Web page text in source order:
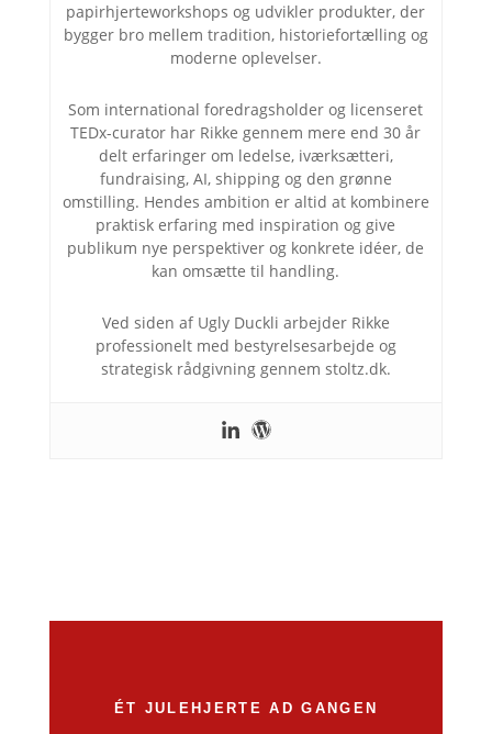
papirhjerteworkshops og udvikler produkter, der
bygger bro mellem tradition, historiefortælling og
moderne oplevelser.
Som international foredragsholder og licenseret
TEDx-curator har Rikke gennem mere end 30 år
delt erfaringer om ledelse, iværksætteri,
fundraising, AI, shipping og den grønne
omstilling. Hendes ambition er altid at kombinere
praktisk erfaring med inspiration og give
publikum nye perspektiver og konkrete idéer, de
kan omsætte til handling.
Ved siden af Ugly Duckli arbejder Rikke
professionelt med bestyrelsesarbejde og
strategisk rådgivning gennem stoltz.dk.
ÉT JULEHJERTE AD GANGEN